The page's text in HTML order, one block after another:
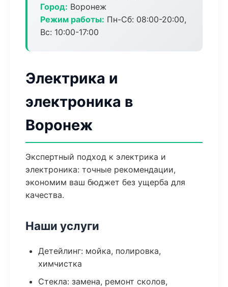
Город: Воронеж
Режим работы: Пн-Сб: 08:00-20:00,
Вс: 10:00-17:00
Электрика и
электроника в
Воронеж
Экспертный подход к электрика и
электроника: точные рекомендации,
экономим ваш бюджет без ущерба для
качества.
Наши услуги
Детейлинг: мойка, полировка,
химчистка
Стекла: замена, ремонт сколов,